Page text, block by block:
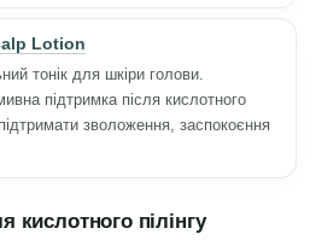
Lotion
тонік для шкіри голови.
підтримка після кислотного
зволоження, заспокоєння
кислотного пілінгу